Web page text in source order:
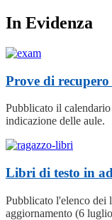
In Evidenza
Prove di recupero
Pubblicato il
indicazione delle aule.
Libri di testo in
Pubblicato l'elenco
aggiornamento (6